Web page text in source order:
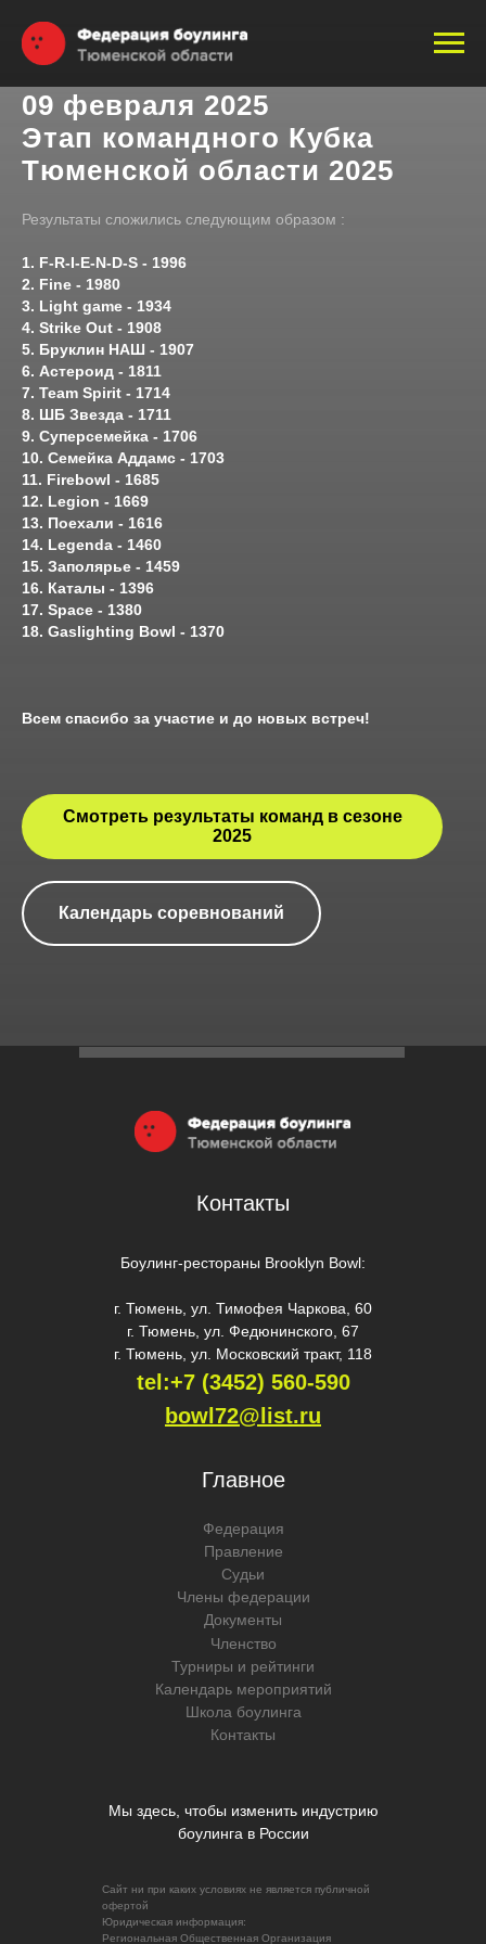
09 февраля 2025
Этап командного Кубка
Тюменской области 2025
Результаты сложились следующим образом :
1. F-R-I-E-N-D-S - 1996
2. Fine - 1980
3. Light game - 1934
4. Strike Out - 1908
5. Бруклин НАШ - 1907
6. Астероид - 1811
7. Team Spirit - 1714
8. ШБ Звезда - 1711
9. Суперсемейка - 1706
10. Семейка Аддамс - 1703
11. Firebowl - 1685
12. Legion - 1669
13. Поехали - 1616
14. Legenda - 1460
15. Заполярье - 1459
16. Каталы - 1396
17. Space - 1380
18. Gaslighting Bowl - 1370
Всем спасибо за участие и до новых встреч!
Смотреть результаты команд в сезоне
2025
Календарь соревнований
Сайт ни при каких условиях не является публичной
офертой
Юридическая информация:
Региональная Общественная Организация
Контакты
Боулинг-рестораны Brooklyn Bowl:
г. Тюмень, ул. Тимофея Чаркова, 60
г. Тюмень, ул. Федюнинского, 67
г. Тюмень, ул. Московский тракт, 118
tel:+7 (3452) 560-590
bowl72@list.ru
Мы здесь, чтобы изменить индустрию
боулинга в России
Главное
Федерация
Правление
Судьи
Члены федерации
Документы
Членство
Турниры и рейтинги
Календарь мероприятий
Школа боулинга
Контакты